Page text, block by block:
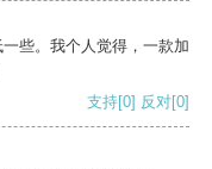
些。我个人觉得，一款加
支持[0] 反对[0]